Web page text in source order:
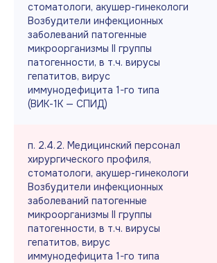
стоматологи, акушер-гинекологи
Возбудители инфекционных
заболеваний патогенные
микроорганизмы II группы
патогенности, в т.ч. вирусы
гепатитов, вирус
иммунодефицита 1-го типа
(ВИК-1К — СПИД)
п. 2.4.2. Медицинский персонал
хирургического профиля,
стоматологи, акушер-гинекологи
Возбудители инфекционных
заболеваний патогенные
микроорганизмы II группы
патогенности, в т.ч. вирусы
гепатитов, вирус
иммунодефицита 1-го типа